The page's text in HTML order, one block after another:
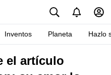
Inventos Planeta Hazlo
el artículo